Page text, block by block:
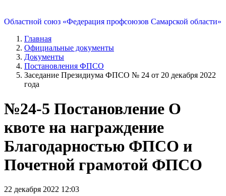
Областной союз «Федерация профсоюзов Самарской области»
Главная
Официальные документы
Документы
Постановления ФПСО
Заседание Президиума ФПСО № 24 от 20 декабря 2022
года
№24-5 Постановление О
квоте на награждение
Благодарностью ФПСО и
Почетной грамотой ФПСО
22 декабря 2022 12:03